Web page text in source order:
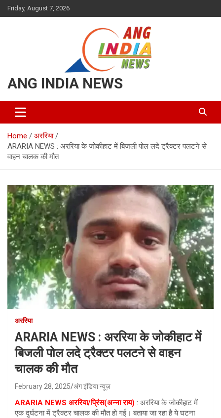
Skip
to
Friday, August 7, 2026
ANG INDIA NEWS
Home
अररिया
ARARIA NEWS : अररिया के जोकीहाट में बिजली पोल लदे ट्रैक्टर पलटने से
वाहन चालक की मौत
अररिया
ARARIA NEWS : अररिया के जोकीहाट में
बिजली पोल लदे ट्रैक्टर पलटने से वाहन
चालक की मौत
February 28, 2025 अंग इंडिया न्यूज़
ARARIA NEWS अररिया/प्रिंस(अन्ना राय) : अररिया के जोकीहाट में
एक दुर्घटना में ट्रैक्टर चालक की मौत हो गई। बताया जा रहा है ये घटना